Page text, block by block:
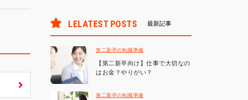
LELATEST POSTS 最新記事
第二新卒の転職準備
【第二新卒向け】仕事で大切なの
はお金？やりがい？
第二新卒の転職準備